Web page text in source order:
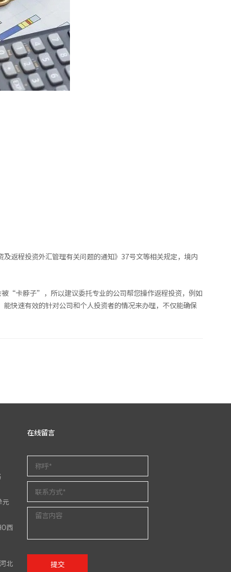
返程投资外汇管理有关问题的通知》37号文等相关规定，境内
“卡脖子”，所以建议委托专业的公司帮您操作返程投资，例如
快速有效的针对公司和个人投资者的情况来办理，不仅能确保
元
西
北
在线留言
提交